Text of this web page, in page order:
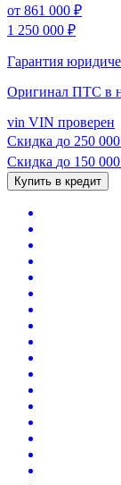
от 861 000 ₽
1 250 000 ₽
Гарантия
Оригинал ПТС в
vin VIN проверен
Скидка до 250
Скидка до 150
Купить в кредит